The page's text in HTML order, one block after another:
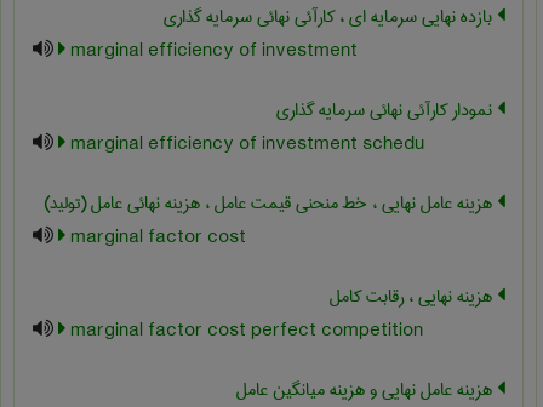
بازده نهایی سرمایه ای ، کارآئی نهائی سرمایه گذاری
marginal efficiency of investment
نمودار کارآئی نهائی سرمایه گذاری
marginal efficiency of investment schedu
هزینه عامل نهایی ، خط منحنی قیمت عامل ، هزینه نهائی عامل (تولید)
marginal factor cost
هزینه نهایی ، رقابت کامل
marginal factor cost perfect competition
هزینه عامل نهایی و هزینه میانگین عامل